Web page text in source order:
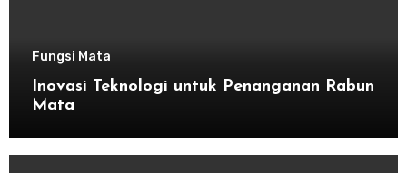
Fungsi Mata
Inovasi Teknologi untuk Penanganan Rabun
Mata